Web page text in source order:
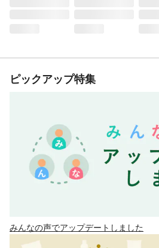
ピックアップ特集
みんなの声でアップデートしました